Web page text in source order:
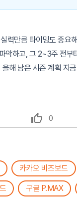
력만큼 타이밍도 중요
악하고, 그 2~3주 전부
해 남은 시즌 계획 지
0
카카오 비즈보드
구글 P.MAX